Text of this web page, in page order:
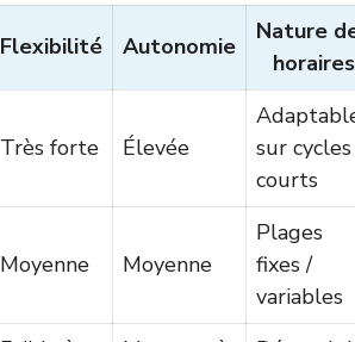
Flexibilité Autonomie
Nature
horaires
Très forte Élevée
sur cycles
courts
Moyenne Moyenne
Plages
fixes /
variables